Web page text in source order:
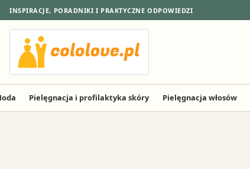
INSPIRACJE, PORADNIKI I PRAKTYCZNE ODPOWIEDZI
Pielęgnacja i profilaktyka skóry Pielęgnacja włosów